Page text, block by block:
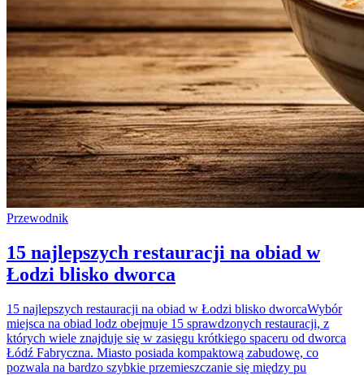
Przewodnik
15 najlepszych restauracji na obiad w
Łodzi blisko dworca
15 najlepszych restauracji na obiad w Łodzi blisko dworcaWybór
miejsca na obiad lodz obejmuje 15 sprawdzonych restauracji, z
których wiele znajduje się w zasięgu krótkiego spaceru od dworca
Łódź Fabryczna. Miasto posiada kompaktową zabudowę, co
pozwala na bardzo szybkie przemieszczanie się między pu